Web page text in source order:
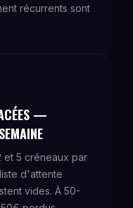
récurrents sont
—
et 5 créneaux par
d'attente
vides. À 50-